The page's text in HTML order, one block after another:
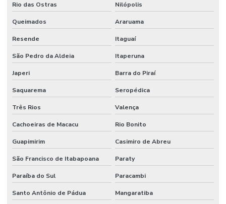
Rio das Ostras Nilópolis
Queimados Araruama
Resende Itaguaí
São Pedro da Aldeia Itaperuna
Japeri Barra do Piraí
Saquarema Seropédica
Três Rios Valença
Cachoeiras de Macacu Rio Bonito
Guapimirim Casimiro de Abreu
São Francisco de Itabapoana Paraty
Paraíba do Sul Paracambi
Santo Antônio de Pádua Mangaratiba